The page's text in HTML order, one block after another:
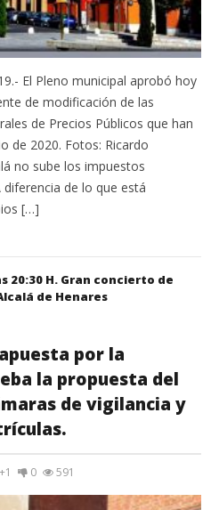
El Pleno municipal aprobó hoy
de modificación de las
de Precios Públicos que han
de 2020. Fotos: Ricardo
no sube los impuestos
de lo que está
[…]
20:30 H. Gran concierto de
de Henares
por la
la propuesta del
de vigilancia y
+1 0 591